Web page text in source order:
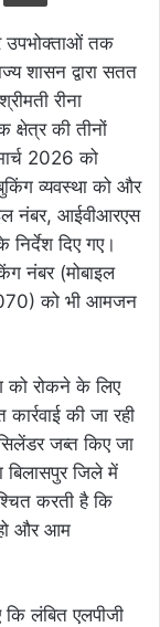
उपभोक्ताओं तक
शासन द्वारा सतत
रीना
क्षेत्र की तीनों
2026 को
व्यवस्था को और
नंबर, आईवीआरएस
दिए गए।
नंबर (मोबाइल
को भी आमजन
को रोकने के लिए
की जा रही
जब्त किए जा
जिले में
करती है कि
हो और आम
कि लंबित एलपीजी